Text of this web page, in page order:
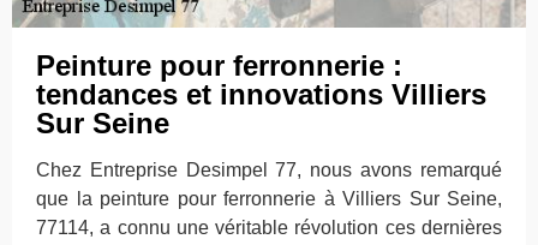
Peinture pour ferronnerie :
tendances et innovations Villiers
Sur Seine
Chez Entreprise Desimpel 77, nous avons remarqué
que la peinture pour ferronnerie à Villiers Sur Seine,
77114, a connu une véritable révolution ces dernières